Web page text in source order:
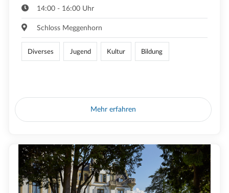
14:00 - 16:00 Uhr
Schloss Meggenhorn
Diverses Jugend Kultur Bildung
Mehr erfahren